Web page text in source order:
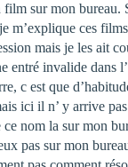
film sur mon bureau.
m’explique ces
mais je les ait
entré invalide dans
c est que
ici il n’ y arrive
nom la sur mon
pas sur mon